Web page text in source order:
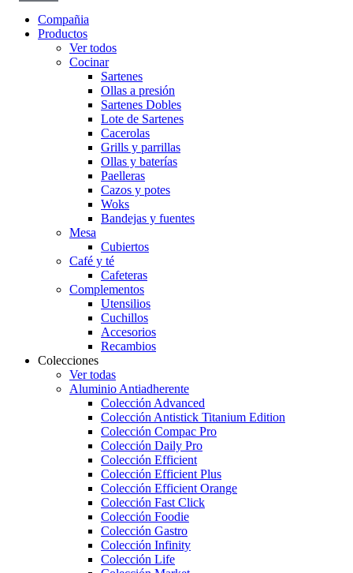
Compañia
Productos
Ver todos
Cocinar
Sartenes
Ollas a presión
Sartenes Dobles
Lote de Sartenes
Cacerolas
Grills y parrillas
Ollas y baterías
Paelleras
Cazos y potes
Woks
Bandejas y fuentes
Mesa
Cubiertos
Café y té
Cafeteras
Complementos
Utensilios
Cuchillos
Accesorios
Recambios
Colecciones
Ver todas
Aluminio Antiadherente
Colección Advanced
Colección Antistick Titanium Edition
Colección Compac Pro
Colección Daily Pro
Colección Efficient
Colección Efficient Plus
Colección Efficient Orange
Colección Fast Click
Colección Foodie
Colección Gastro
Colección Infinity
Colección Life